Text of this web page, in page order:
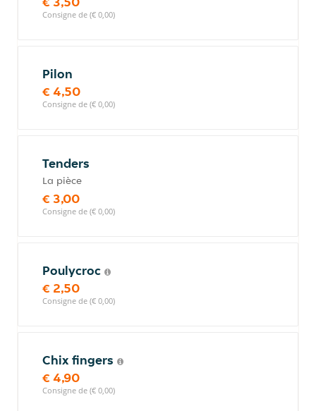
Consigne de (€ 0,00)
Pilon
€ 4,50
Consigne de (€ 0,00)
Tenders
La pièce
€ 3,00
Consigne de (€ 0,00)
Poulycroc
€ 2,50
Consigne de (€ 0,00)
Chix fingers
€ 4,90
Consigne de (€ 0,00)